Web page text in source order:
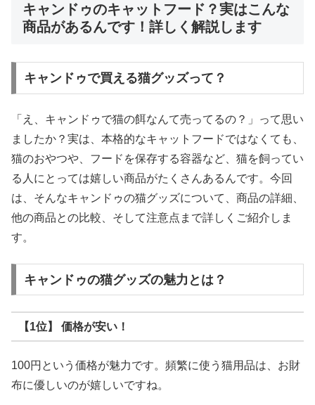
キャンドゥのキャットフード？実はこんな
商品があるんです！詳しく解説します
キャンドゥで買える猫グッズって？
「え、キャンドゥで猫の餌なんて売ってるの？」って思い
ましたか？実は、本格的なキャットフードではなくても、
猫のおやつや、フードを保存する容器など、猫を飼ってい
る人にとっては嬉しい商品がたくさんあるんです。今回
は、そんなキャンドゥの猫グッズについて、商品の詳細、
他の商品との比較、そして注意点まで詳しくご紹介しま
す。
キャンドゥの猫グッズの魅力とは？
【1位】 価格が安い！
100円という価格が魅力です。頻繁に使う猫用品は、お財
布に優しいのが嬉しいですね。